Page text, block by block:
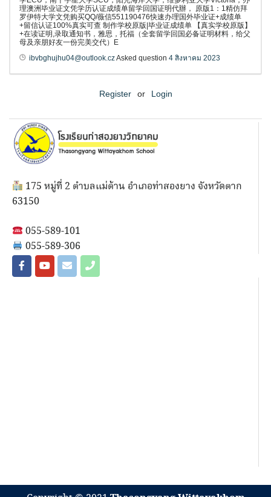
理澳洲毕业证文凭学历认证成绩单留学回国证明代辦， 原版1：1精仿拜
罗伊特大学文凭购买QQ/薇信551190476快速办理国外毕业证+成绩单
+留信认证100%真实可查 制作学校原版|毕业证成绩单 【真实学校原版】
+在读证明,录取通知书，雅思，托福（全套留学回国必备证明材料，给父
母及亲朋好友一份完美交代）E
ibvbghujhu04@outlook.czAsked question 4 สิงหาคม 2023
Register or Login
175 หมู่ที่ 2 ตำบลแม่ต้าน อำเภอท่าสองยาง จังหวัดตาก
63150
055-589-101
055-589-306